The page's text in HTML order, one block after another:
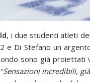
, i due studenti atleti
e Di Stefano un
sono già proiettati
Sensazioni incredibili,